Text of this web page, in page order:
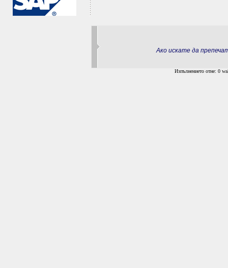
Ако искате да
Изпълнението отне: 0